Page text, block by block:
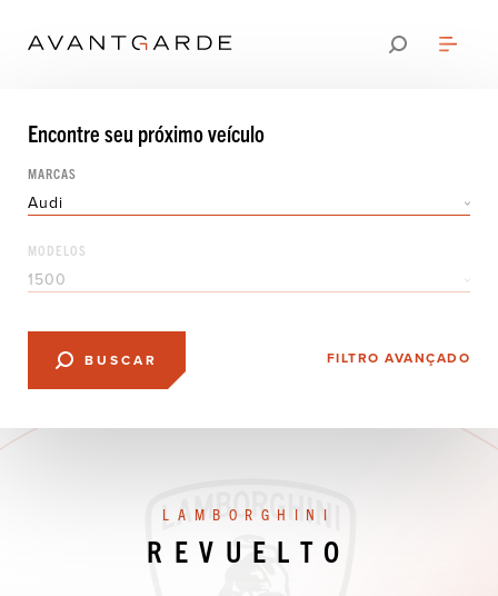
Encontre seu próximo veículo
MARCAS
MODELOS
BUSCAR FILTRO AVANÇADO
LAMBORGHINI
REVUELTO
FERRARI
LAMBORGHINI
FERRARI